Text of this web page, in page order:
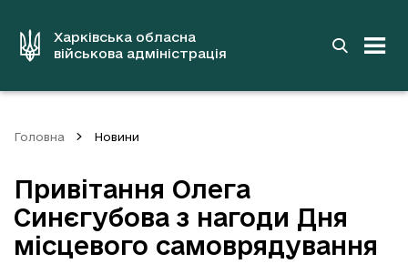
вмістуХарківська обласна
військова адміністрація
Головна Новини
Привітання Олега
Синєгубова з нагоди Дня
місцевого самоврядування